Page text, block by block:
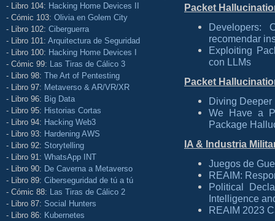
- Libro 104: Hacking Home Devices II
- Cómic 103: Olivia en Golem City
- Libro 102: Ciberguerra
- Libro 101: Arquitectura de Seguridad
- Libro 100: Hacking Home Devices I
- Cómic 99: Las Tiras de Cálico 3
- Libro 98: The Art of Pentesting
- Libro 97: Metaverso & AR/VR/XR
- Libro 96: Big Data
- Libro 95: Historias Cortas
- Libro 94: Hacking Web3
- Libro 93: Hardening AWS
- Libro 92: Storytelling
- Libro 91: WhatsApp INT
- Libro 90: De Caverna a Metaverso
- Libro 89: Ciberseguridad de tú a tú
- Cómic 88: Las Tiras de Cálico 2
- Libro 87: Social Hunters
- Libro 86: Kubernetes
Packet
Developers:
recomendar
Exploiting
con LLMs
Packet
Diving
We Have a
Package
IA & Industria
Juegos de
REAIM:
Political
Intelligence
REAIM 2023